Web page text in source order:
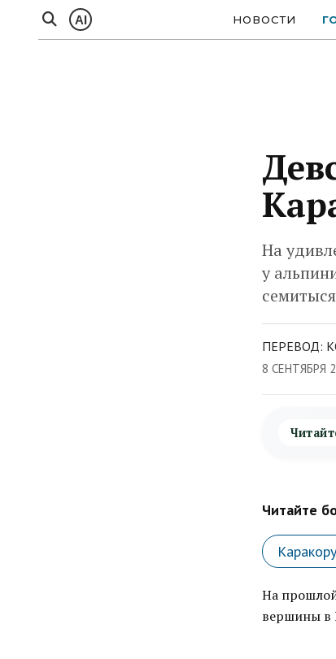
AI НОВОСТИ
На
у
ПЕРЕВОД:
8 СЕНТЯБРЯ
Читайте
На
вершины в